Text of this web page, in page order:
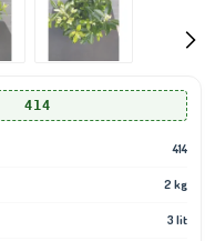
414
414
2 kg
3 lit